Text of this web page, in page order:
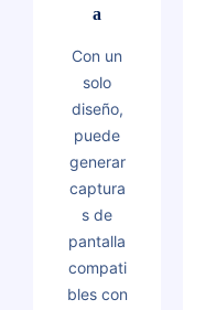
a
Con un
solo
diseño,
puede
generar
captura
s de
pantalla
compati
bles con